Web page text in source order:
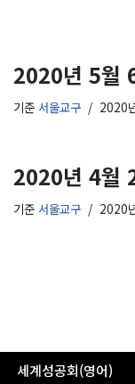
2020년 5월
기준 서울교구 2020
2020년 4월
기준 서울교구 2020
세계성공회(영어)